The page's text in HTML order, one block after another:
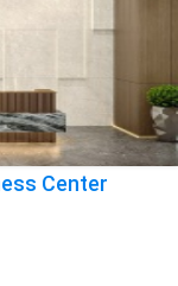
Center